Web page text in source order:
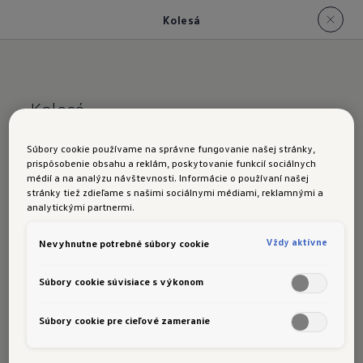
Kolesá
Kolesá
DotvárajúTouareg R
eHybrid
diskami z ľahkej zliatiny "Estoril"
v čiernom
alebo vysokolesklom čiernom vyhotovení.
Súbory cookie používame na správne fungovanie našej stránky,
prispôsobenie obsahu a reklám, poskytovanie funkcií sociálnych
médií a na analýzu návštevnosti. Informácie o používaní našej
stránky tiež zdieľame s našimi sociálnymi médiami, reklamnými a
analytickými partnermi.
Nevyhnutne potrebné súbory cookie Vždy aktívne
Súbory cookie súvisiace s výkonom
Súbory cookie pre cieľové zameranie